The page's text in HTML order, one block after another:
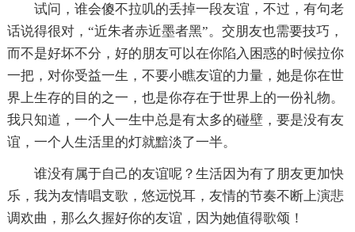
试问，谁会傻不拉叽的丢掉一段友谊，不过，有句老
话说得很对，“近朱者赤近墨者黑”。交朋友也需要技巧，
而不是好坏不分，好的朋友可以在你陷入困惑的时候拉你
一把，对你受益一生，不要小瞧友谊的力量，她是你在世
界上生存的目的之一，也是你存在于世界上的一份礼物。
我只知道，一个人一生中总是有太多的碰壁，要是没有友
谊，一个人生活里的灯就黯淡了一半。
谁没有属于自己的友谊呢？生活因为有了朋友更加快
乐，我为友情唱支歌，悠远悦耳，友情的节奏不断上演悲
调欢曲，那么久握好你的友谊，因为她值得歌颂！